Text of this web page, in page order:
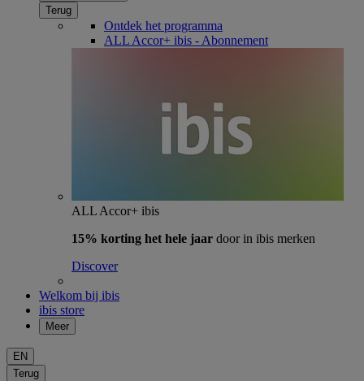
Terug
Ontdek het programma
ALL Accor+ ibis - Abonnement
ALL Accor+ ibis
15% korting het hele jaar door in ibis merken
Discover
Welkom bij ibis
ibis store
Meer
EN
Terug